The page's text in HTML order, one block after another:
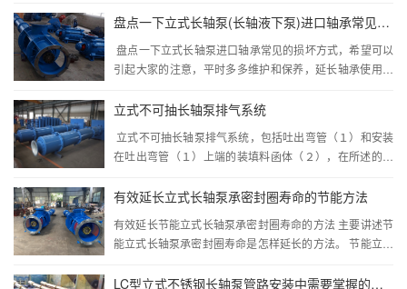
站对在某些不利工况下运行进行过 ...···
盘点一下立式长轴泵(长轴液下泵)进口轴承常见的损坏方式
盘点一下立式长轴泵进口轴承常见的损坏方式，希望可以
引起大家的注意，平时多多维护和保养，延长轴承使用寿
剥离以及出现大面积的杂乱划伤;...···
立式不可抽长轴泵排气系统
立式不可抽长轴泵排气系统，包括吐出弯管（１）和安装
在吐出弯管（１）上端的装填料函体（２），在所述的装
管（４）的出口端弯向所述的吐出弯管（１...···
有效延长立式长轴泵承密封圈寿命的节能方法
有效延长节能立式长轴泵承密封圈寿命的方法 主要讲述节
能立式长轴泵承密封圈寿命是怎样延长的方法。 节能立式
和密封罩是必不可少的，因为它们可防止污物侵...···
LC型立式不锈钢长轴泵管路安装中需要掌握的技术要点